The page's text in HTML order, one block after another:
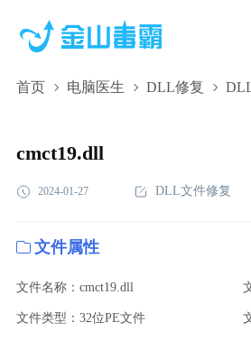
首页 电脑医生 DLL修复
cmct19.dll,cmct19.dll下载,cmct19.dll修复
cmct19.dll
2024-01-27 DLL文件修复
文件属性
文件名称：cmct19.dll
文件类型：32位PE文件